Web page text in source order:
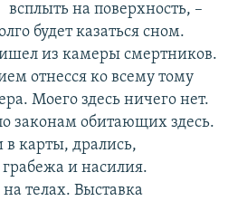
всплыть на поверхность, –
будет казаться сном.
из камеры смертников.
отнесся ко всему тому
Моего здесь ничего нет.
законам обитающих здесь.
в карты, дрались,
и насилия.
телах. Выставка